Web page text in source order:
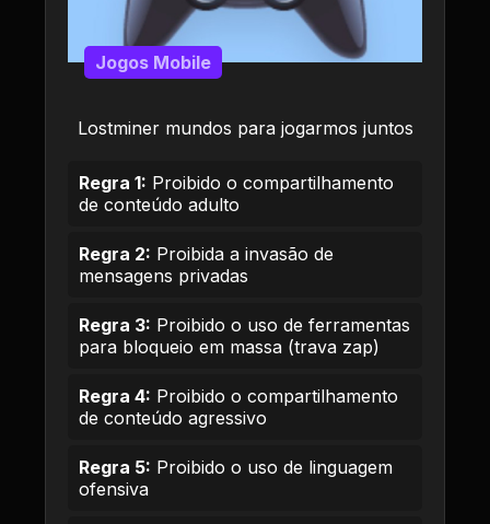
Lostminer mundos para jogarmos juntos
Jogos Mobile
Regra 1: Proibido o compartilhamento
de conteúdo adulto
Regra 2: Proibida a invasão de
mensagens privadas
Regra 3: Proibido o uso de ferramentas
para bloqueio em massa (trava zap)
Regra 4: Proibido o compartilhamento
de conteúdo agressivo
Regra 5: Proibido o uso de linguagem
ofensiva